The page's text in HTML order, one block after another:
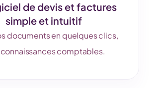
de devis et factures
simple et intuitif
documents en quelques clics,
connaissances comptables.